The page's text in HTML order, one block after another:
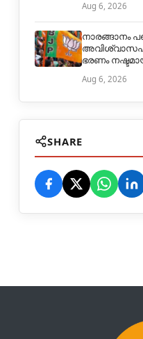
Aug 6, 2026
നാരങ്ങാനം
ഭരണം
Aug 6, 2026
SHARE